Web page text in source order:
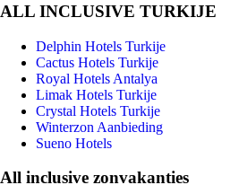
ALL INCLUSIVE TURKIJE
Delphin Hotels Turkije
Cactus Hotels Turkije
Royal Hotels Antalya
Limak Hotels Turkije
Crystal Hotels Turkije
Winterzon Aanbieding
Sueno Hotels
All inclusive zonvakanties